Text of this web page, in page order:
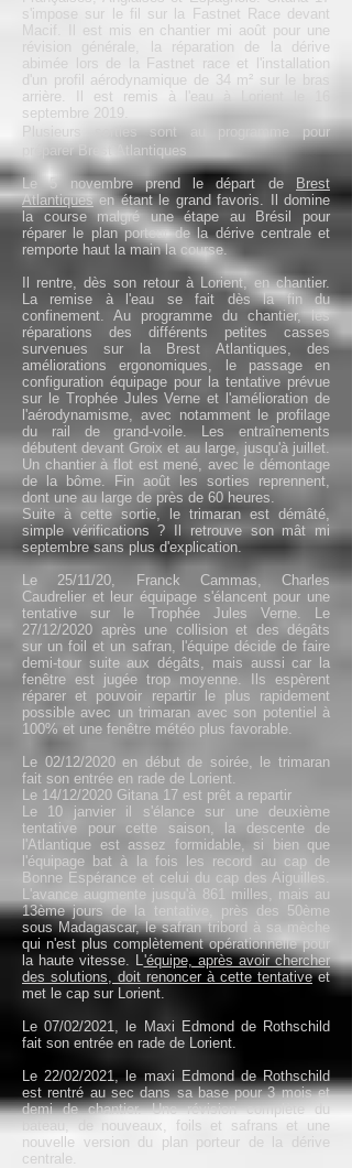
s'impose sur le fil sur la Fastnet Race devant
Macif. Il est mis en chantier mi août pour une
révision générale, la réparation de la dérive
abimée lors de la Fastnet race et l'installation
d'un profil aérodynamique de 34 m² sur le bras
arrière. Il est remis à l'eau à Lorient le 16
septembre 2019.
Plusieurs sorties sont au programme pour
préparer Brest Atlantiques
Le 5 novembre prend le départ de
Brest
Atlantiquesen étant le grand favoris. Il domine
la course malgré une étape au Brésil pour
réparer le plan porteur de la dérive centrale et
remporte haut la main la course.
Il rentre, dès son retour à Lorient, en chantier.
La remise à l'eau se fait dès la fin du
confinement. Au programme du chantier, les
réparations des différents petites casses
survenues sur la Brest Atlantiques, des
améliorations ergonomiques, le passage en
configuration équipage pour la tentative prévue
sur le Trophée Jules Verne et l'amélioration de
l'aérodynamisme, avec notamment le profilage
du rail de grand-voile. Les entraînements
débutent devant Groix et au large, jusqu'à juillet.
Un chantier à flot est mené, avec le démontage
de la bôme. Fin août les sorties reprennent,
dont une au large de près de 60 heures.
Suite à cette sortie, le trimaran est démâté,
simple vérifications ? Il retrouve son mât mi
septembre sans plus d'explication.
Le 25/11/20, Franck Cammas, Charles
Caudrelier et leur équipage s'élancent pour une
tentative sur le Trophée Jules Verne. Le
27/12/2020 après une collision et des dégâts
sur un foil et un safran, l'équipe décide de faire
demi-tour suite aux dégâts, mais aussi car la
fenêtre est jugée trop moyenne. Ils espèrent
réparer et pouvoir repartir le plus rapidement
possible avec un trimaran avec son potentiel à
100% et une fenêtre météo plus favorable.
Le 02/12/2020 en début de soirée, le trimaran
fait son entrée en rade de Lorient.
Le 14/12/2020 Gitana 17 est prêt a repartir
Le 10 janvier il s'élance sur une deuxième
tentative pour cette saison, la descente de
l'Atlantique est assez formidable, si bien que
l'équipage bat à la fois les record au cap de
Bonne Espérance et celui du cap des Aiguilles.
L'avance augmente jusqu'à 861 milles, mais au
13ème jours de la tentative, près des 50ème
sous Madagascar, le safran tribord à sa mèche
qui n'est plus complètement opérationnelle pour
la haute vitesse. L'équipe, après avoir chercher
des solutions, doit renoncer à cette tentativeet
met le cap sur Lorient.
Le 07/02/2021, le Maxi Edmond de Rothschild
fait son entrée en rade de Lorient.
Le 22/02/2021, le maxi Edmond de Rothschild
est rentré au sec dans sa base pour 3 mois et
demi de chantier. Une révision complète du
bateau, de nouveaux, foils et safrans et une
nouvelle version du plan porteur de la dérive
centrale.